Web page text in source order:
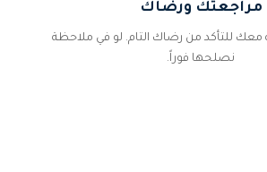
مراجعتك ورضاك
معك للتأكد من رضاك التام. لو في ملاحظة
نصلحها فوراً.